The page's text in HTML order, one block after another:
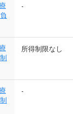
-
所得制限なし
-